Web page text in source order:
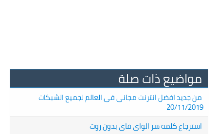
مواضيع ذات صلة
من جديد افضل انترنت مجانى فى العالم لجميع الشبكات
20/11/2019
استرجاع كلمه سر الواى فاى بدون روت